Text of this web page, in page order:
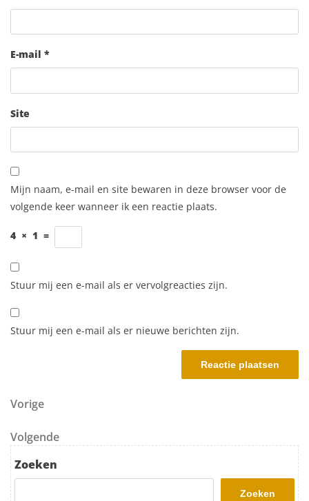
E-mail *
Site
Mijn naam, e-mail en site bewaren in deze browser voor de
volgende keer wanneer ik een reactie plaats.
4 × 1 =
Stuur mij een e-mail als er vervolgreacties zijn.
Stuur mij een e-mail als er nieuwe berichten zijn.
Berichtnavigatie
Vorig bericht
Vorige
Volgend bericht
Volgende
Zoeken
Zoeken